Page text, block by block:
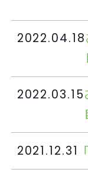
2022.04.18
2022.03.15
2021.12.31